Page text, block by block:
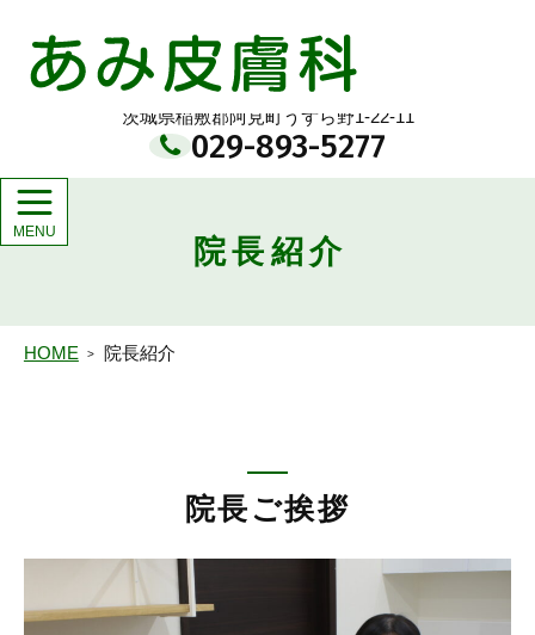
あみ皮膚科
茨城県稲敷郡阿見町うずら野1-22-11
029-893-5277
HOME 院長紹介
院長紹介
院長ご挨拶